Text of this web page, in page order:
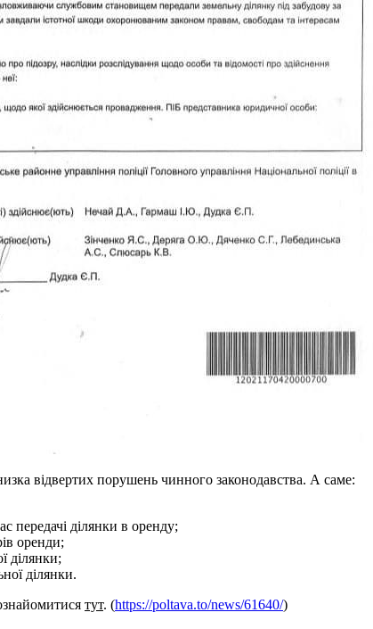
відвертих порушень чинного законодавства. А саме:
передачі ділянки в оренду;
оренди;
ділянки;
ділянки.
тут. (https://poltava.to/news/61640/)